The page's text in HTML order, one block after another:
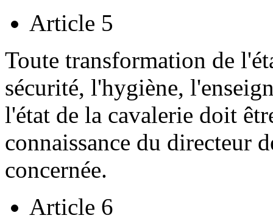
Article 5
Toute transformation de
sécurité, l'hygiène,
l'état de la cavalerie doit
connaissance du directeur
concernée.
Article 6